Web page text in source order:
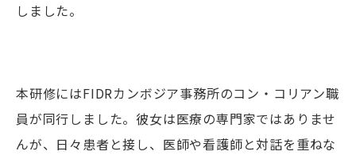
しました。
本研修にはFIDRカンボジア事務所のコン・コリアン職
員が同行しました。彼女は医療の専門家ではありませ
んが、日々患者と接し、医師や看護師と対話を重ねな